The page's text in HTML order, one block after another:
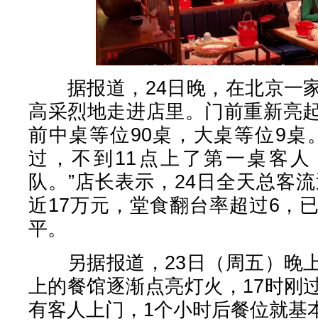
据报道，24日晚，在北京一
高采烈地走进店里。门前重新亮
前中桌等位90桌，大桌等位9桌
过，不到11点上了第一桌客
队。”店长表示，24日全天总客
近17万元，堂食翻台率超过6，
平。
另据报道，23日（周五）晚
上的餐馆逐渐点亮灯火，17时刚
有客人上门，1个小时后餐位就基